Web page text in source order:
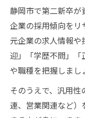
静岡市で第二新卒が
企業の採用傾向をリ
元企業の求人情報
迎」「学歴不問」
や職種を把握しまし
そのうえで、汎用
連、営業関連など）